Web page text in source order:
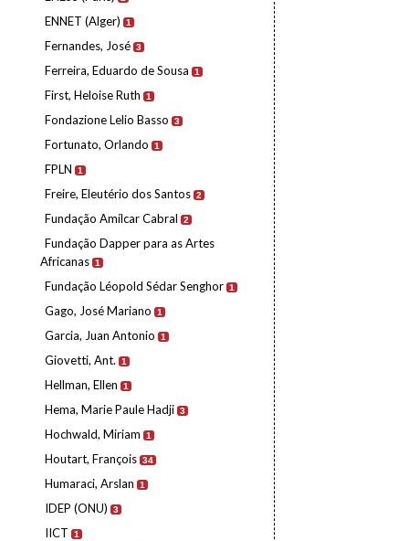
ENNET (Alger) 1
Fernandes, José 3
Ferreira, Eduardo de Sousa 1
First, Heloise Ruth 1
Fondazione Lelio Basso 3
Fortunato, Orlando 1
FPLN 1
Freire, Eleutério dos Santos 2
Fundação Amílcar Cabral 2
Fundação Dapper para as Artes
Africanas 1
Fundação Léopold Sédar Senghor 1
Gago, José Mariano 1
Garcia, Juan Antonio 1
Giovetti, Ant. 1
Hellman, Ellen 1
Hema, Marie Paule Hadji 3
Hochwald, Miriam 1
Houtart, François 34
Humaraci, Arslan 1
IDEP (ONU) 3
IICT 1